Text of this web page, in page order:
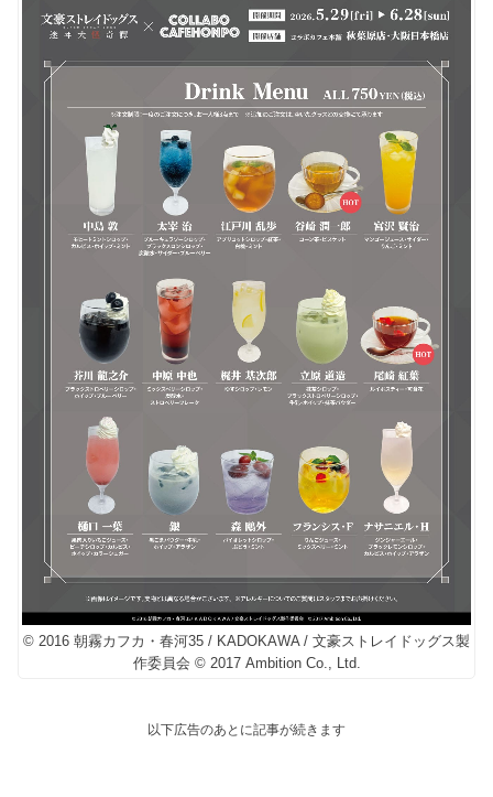
© 2016 朝霧カフカ・春河35 / KADOKAWA / 文豪ストレイドッグス製
作委員会 © 2017 Ambition Co., Ltd.
以下広告のあとに記事が続きます